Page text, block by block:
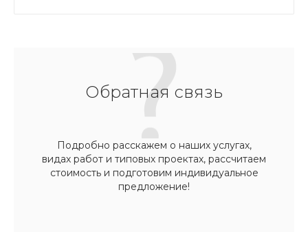
Обратная связь
Подробно расскажем о наших услугах,
видах работ и типовых проектах, рассчитаем
стоимость и подготовим индивидуальное
предложение!